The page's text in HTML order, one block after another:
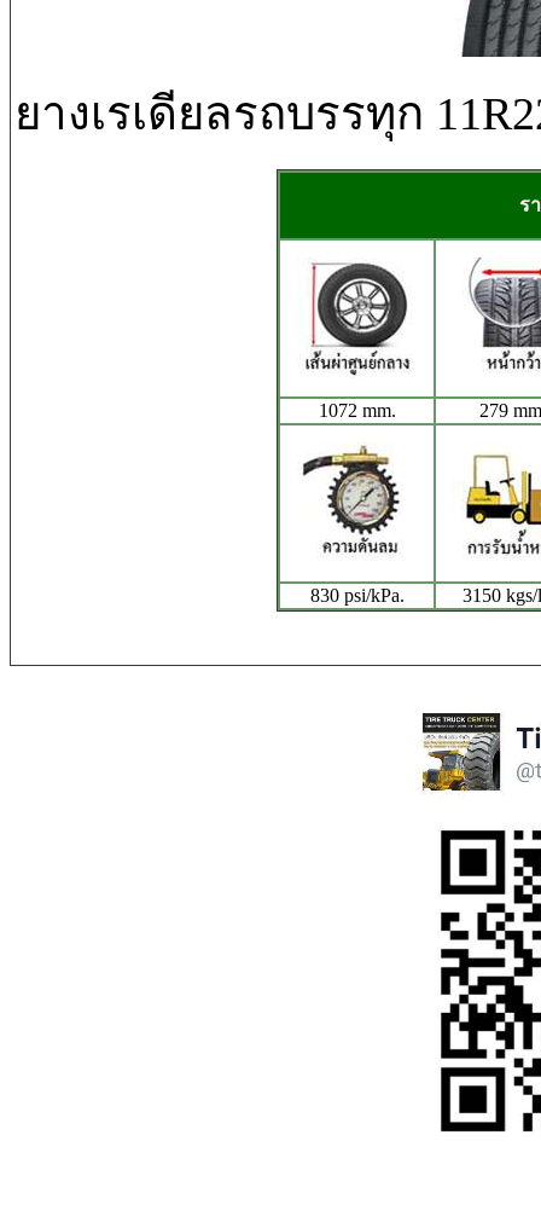
ยางเรเดียลรถบรรทุก
ร
1072 mm. 279
830 psi/kPa. 3150 kgs/